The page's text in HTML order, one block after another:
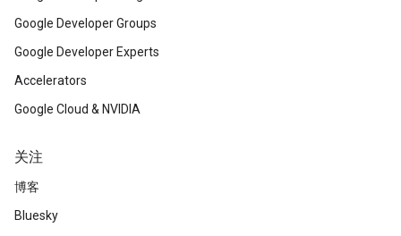
Google Developer Groups
Google Developer Experts
Accelerators
Google Cloud & NVIDIA
关注
博客
Bluesky